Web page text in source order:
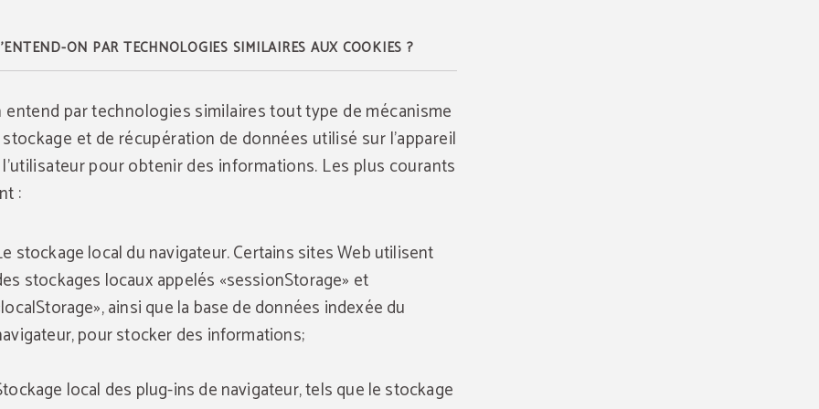
ON PAR TECHNOLOGIES SIMILAIRES AUX COOKIES ?
entend par technologies similaires tout type de mécanisme
et de récupération de données utilisé sur l'appareil
pour obtenir des informations. Les plus courants
:
stockage local du navigateur. Certains sites Web utilisent
stockages locaux appelés «sessionStorage» et
ainsi que la base de données indexée du
pour stocker des informations;
local des plug-ins de navigateur, tels que le stockage